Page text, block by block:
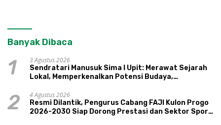
Banyak Dibaca
1
3 Agustus 2026
Sendratari Manusuk Sima I Upit: Merawat Sejarah
Lokal, Memperkenalkan Potensi Budaya,
2
4 Agustus 2026
Resmi Dilantik, Pengurus Cabang FAJI Kulon Progo
2026-2030 Siap Dorong Prestasi dan Sektor Sport